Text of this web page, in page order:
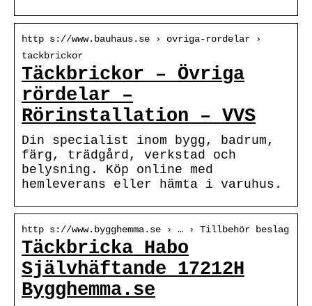
http s://www.bauhaus.se › ovriga-rordelar ›
tackbrickor
Täckbrickor – Övriga
rördelar –
Rörinstallation – VVS
Din specialist inom bygg, badrum,
färg, trädgård, verkstad och
belysning. Köp online med
hemleverans eller hämta i varuhus.
http s://www.bygghemma.se › … › Tillbehör beslag
Täckbricka Habo
Självhäftande 17212H
Bygghemma.se